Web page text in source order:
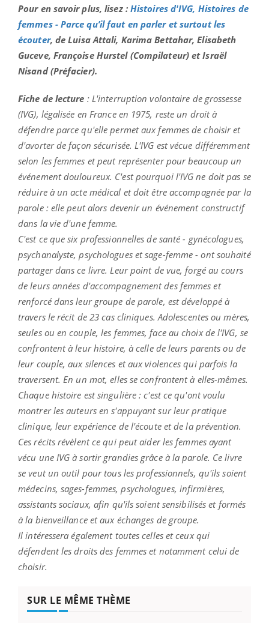
Pour en savoir plus, lisez : Histoires d'IVG, Histoires de
femmes - Parce qu’il faut en parler et surtout les
écouter, de Luisa Attali, Karima Bettahar, Elisabeth
Guceve, Françoise Hurstel (Compilateur) et Israël
Nisand (Préfacier).
Fiche de lecture : L'interruption volontaire de grossesse
(IVG), légalisée en France en 1975, reste un droit à
défendre parce qu'elle permet aux femmes de choisir et
d'avorter de façon sécurisée. L'IVG est vécue différemment
selon les femmes et peut représenter pour beaucoup un
événement douloureux. C'est pourquoi l'IVG ne doit pas se
réduire à un acte médical et doit être accompagnée par la
parole : elle peut alors devenir un événement constructif
dans la vie d'une femme.
C'est ce que six professionnelles de santé - gynécologues,
psychanalyste, psychologues et sage-femme - ont souhaité
partager dans ce livre. Leur point de vue, forgé au cours
de leurs années d'accompagnement des femmes et
renforcé dans leur groupe de parole, est développé à
travers le récit de 23 cas cliniques. Adolescentes ou mères,
seules ou en couple, les femmes, face au choix de l'IVG, se
confrontent à leur histoire, à celle de leurs parents ou de
leur couple, aux silences et aux violences qui parfois la
traversent. En un mot, elles se confrontent à elles-mêmes.
Chaque histoire est singulière : c'est ce qu'ont voulu
montrer les auteurs en s'appuyant sur leur pratique
clinique, leur expérience de l'écoute et de la prévention.
Ces récits révèlent ce qui peut aider les femmes ayant
vécu une IVG à sortir grandies grâce à la parole. Ce livre
se veut un outil pour tous les professionnels, qu'ils soient
médecins, sages-femmes, psychologues, infirmières,
assistants sociaux, afin qu'ils soient sensibilisés et formés
à la bienveillance et aux échanges de groupe.
Il intéressera également toutes celles et ceux qui
défendent les droits des femmes et notamment celui de
choisir.
SUR LE MÊME THÈME